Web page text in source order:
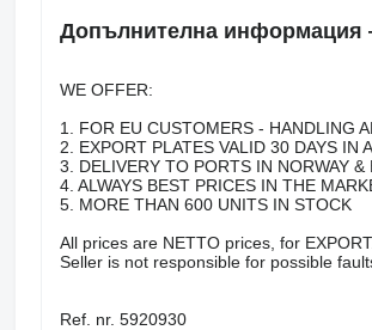
Допълнителна информация
WE OFFER:
1. FOR EU CUSTOMERS - HANDLING
2. EXPORT PLATES VALID 30 DAYS IN
3. DELIVERY TO PORTS IN NORWAY
4. ALWAYS BEST PRICES IN THE
5. MORE THAN 600 UNITS IN STOCK
All prices are NETTO prices, for
Seller is not responsible for possible
Ref. nr. 5920930